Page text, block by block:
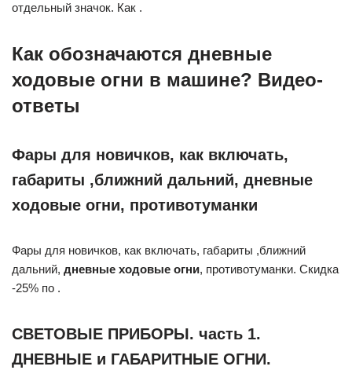
отдельный значок. Как .
Как обозначаются дневные
ходовые огни в машине? Видео-
ответы
Фары для новичков, как включать,
габариты ,ближний дальний, дневные
ходовые огни, противотуманки
Фары для новичков, как включать, габариты ,ближний
дальний, дневные ходовые огни, противотуманки. Скидка
-25% по .
СВЕТОВЫЕ ПРИБОРЫ. часть 1.
ДНЕВНЫЕ и ГАБАРИТНЫЕ ОГНИ.